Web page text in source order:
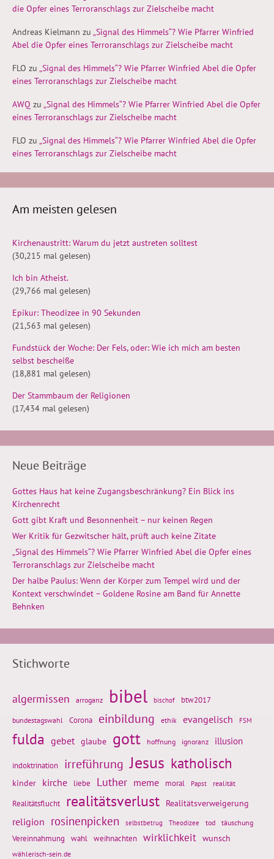
die Opfer eines Terroranschlags zur Zielscheibe macht
Andreas Kielmann zu „Signal des Himmels“? Wie Pfarrer Winfried
Abel die Opfer eines Terroranschlags zur Zielscheibe macht
FLO zu „Signal des Himmels“? Wie Pfarrer Winfried Abel die Opfer
eines Terroranschlags zur Zielscheibe macht
AWQ zu „Signal des Himmels“? Wie Pfarrer Winfried Abel die Opfer
eines Terroranschlags zur Zielscheibe macht
FLO zu „Signal des Himmels“? Wie Pfarrer Winfried Abel die Opfer
eines Terroranschlags zur Zielscheibe macht
Am meisten gelesen
Kirchenaustritt: Warum du jetzt austreten solltest
(30,215 mal gelesen)
Ich bin Atheist.
(29,766 mal gelesen)
Epikur: Theodizee in 90 Sekunden
(21,563 mal gelesen)
Fundstück der Woche: Der Fels, oder: Wie ich mich am besten
selbst bescheiße
(18,881 mal gelesen)
Der Stammbaum der Religionen
(17,434 mal gelesen)
Neue Beiträge
Gottes Haus hat keine Zugangsbeschränkung? Ein Blick ins
Kirchenrecht
Gott gibt Kraft und Besonnenheit – nur keinen Regen
Wer Kritik für Gezwitscher hält, prüft auch keine Zitate
„Signal des Himmels“? Wie Pfarrer Winfried Abel die Opfer eines
Terroranschlags zur Zielscheibe macht
Der halbe Paulus: Wenn der Körper zum Tempel wird und der
Kontext verschwindet – Goldene Rosine am Band für Annette
Behnken
Stichworte
algermissen arroganz bibel bischof btw2017
bundestagswahl Corona einbildung ethik evangelisch FSM
fulda gebet glaube gott hoffnung ignoranz illusion
indoktrination irreführung Jesus katholisch
kinder kirche liebe Luther meme moral Papst realität
Realitätsflucht realitätsverlust Realitätsverweigerung
religion rosinenpicken selbstbetrug Theodizee tod täuschung
Vereinnahmung wahl weihnachten wirklichkeit wunsch
wählerisch-sein.de